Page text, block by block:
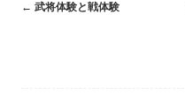
← 武将体験と戦体験